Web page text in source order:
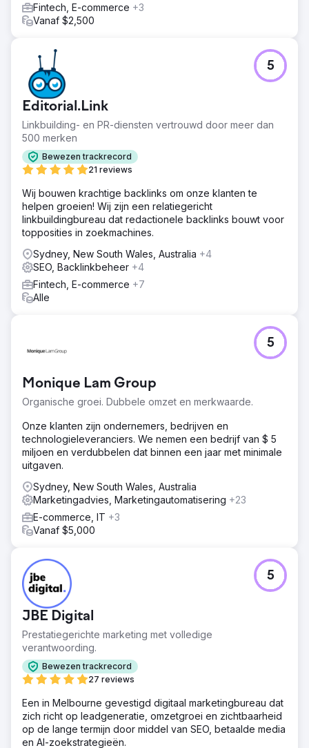
Fintech, E-commerce +3
Vanaf $2,500
Editorial.Link
Linkbuilding- en PR-diensten vertrouwd door meer dan
500 merken
Bewezen trackrecord
21 reviews
5
Wij bouwen krachtige backlinks om onze klanten te
helpen groeien! Wij zijn een relatiegericht
linkbuildingbureau dat redactionele backlinks bouwt voor
topposities in zoekmachines.
Sydney, New South Wales, Australia +4
SEO, Backlinkbeheer +4
Fintech, E-commerce +7
Alle
Monique Lam Group
Organische groei. Dubbele omzet en merkwaarde.
5
Onze klanten zijn ondernemers, bedrijven en
technologieleveranciers. We nemen een bedrijf van $ 5
miljoen en verdubbelen dat binnen een jaar met minimale
uitgaven.
Sydney, New South Wales, Australia
Marketingadvies, Marketingautomatisering +23
E-commerce, IT +3
Vanaf $5,000
JBE Digital
Prestatiegerichte marketing met volledige
verantwoording.
Bewezen trackrecord
27 reviews
5
Een in Melbourne gevestigd digitaal marketingbureau dat
zich richt op leadgeneratie, omzetgroei en zichtbaarheid
op de lange termijn door middel van SEO, betaalde media
en AI-zoekstrategieën.